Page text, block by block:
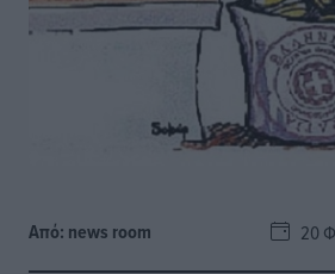
Από: news room 20